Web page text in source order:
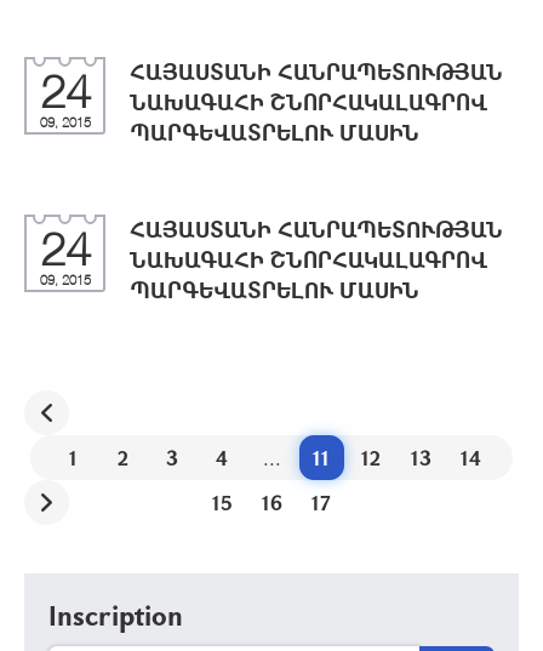
24
09, 2015
ՀԱՅԱՍՏԱՆԻ ՀԱՆՐԱՊԵՏՈՒԹՅԱՆ
ՆԱԽԱԳԱՀԻ ՇՆՈՐՀԱԿԱԼԱԳՐՈՎ
ՊԱՐԳԵՎԱՏՐԵԼՈՒ ՄԱՍԻՆ
24
09, 2015
ՀԱՅԱՍՏԱՆԻ ՀԱՆՐԱՊԵՏՈՒԹՅԱՆ
ՆԱԽԱԳԱՀԻ ՇՆՈՐՀԱԿԱԼԱԳՐՈՎ
ՊԱՐԳԵՎԱՏՐԵԼՈՒ ՄԱՍԻՆ
1 2 3 4 ... 11 12 13
14
15
16 17
Inscription